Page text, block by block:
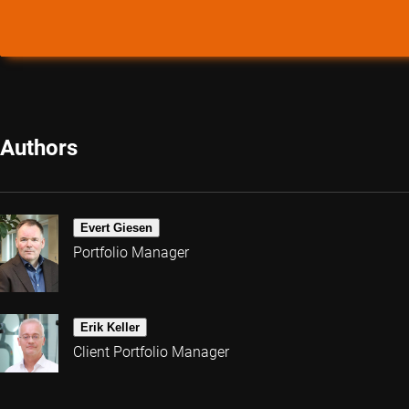
Authors
Evert Giesen
Portfolio Manager
Erik Keller
Client Portfolio Manager